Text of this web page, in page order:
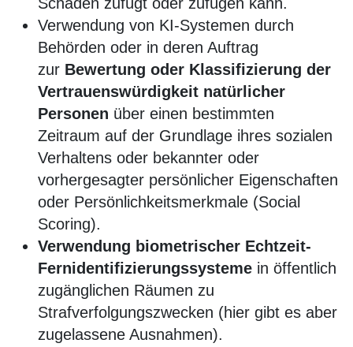
Verwendung von KI-Systemen durch
Behörden oder in deren Auftrag
zur Bewertung oder Klassifizierung der
Vertrauenswürdigkeit natürlicher
Personen über einen bestimmten
Zeitraum auf der Grundlage ihres sozialen
Verhaltens oder bekannter oder
vorhergesagter persönlicher Eigenschaften
oder Persönlichkeitsmerkmale (Social
Scoring).
Verwendung biometrischer Echtzeit-
Fernidentifizierungssysteme in öffentlich
zugänglichen Räumen zu
Strafverfolgungszwecken (hier gibt es aber
zugelassene Ausnahmen).